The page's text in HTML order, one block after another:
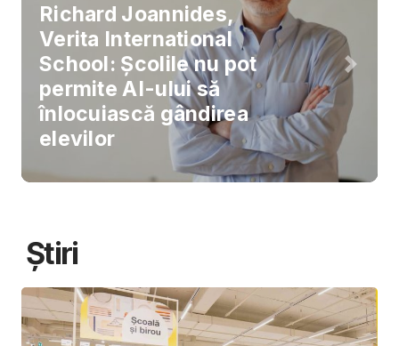
Richard Joannides,
Verita International
School: Școlile nu pot
permite AI-ului să
înlocuiască gândirea
elevilor
Știri